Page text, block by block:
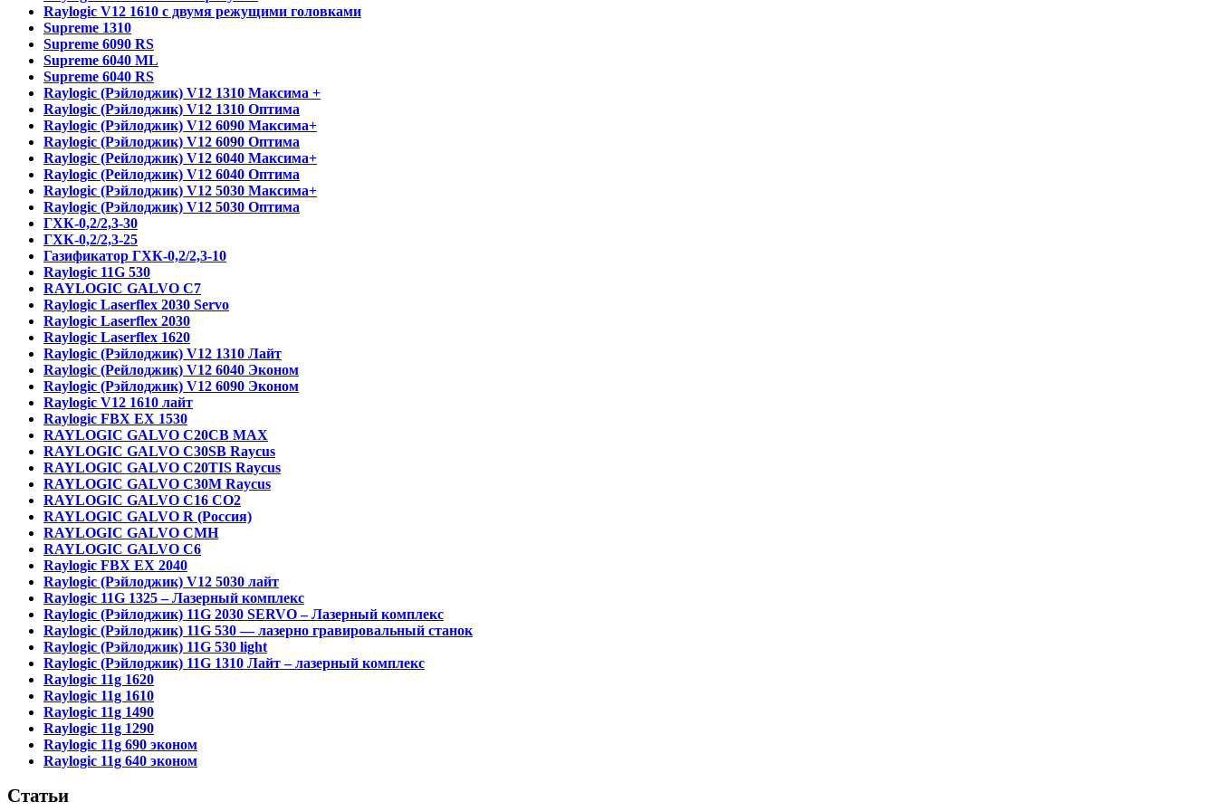
Raylogic V12 1610 с двумя режущими головками
Supreme 1310
Supreme 6090 RS
Supreme 6040 ML
Supreme 6040 RS
Raylogic (Рэйлоджик) V12 1310 Максима +
Raylogic (Рэйлоджик) V12 1310 Оптима
Raylogic (Рэйлоджик) V12 6090 Максима+
Raylogic (Рэйлоджик) V12 6090 Оптима
Raylogic (Рейлоджик) V12 6040 Максима+
Raylogic (Рейлоджик) V12 6040 Оптима
Raylogic (Рэйлоджик) V12 5030 Максима+
Raylogic (Рэйлоджик) V12 5030 Оптима
ГХК-0,2/2,3-30
ГХК-0,2/2,3-25
Газификатор ГХК-0,2/2,3-10
Raylogic 11G 530
RAYLOGIC GALVO С7
Raylogic Laserflex 2030 Servo
Raylogic Laserflex 2030
Raylogic Laserflex 1620
Raylogic (Рэйлоджик) V12 1310 Лайт
Raylogic (Рейлоджик) V12 6040 Эконом
Raylogic (Рэйлоджик) V12 6090 Эконом
Raylogic V12 1610 лайт
Raylogic FBX EX 1530
RAYLOGIC GALVO С20CB MAX
RAYLOGIC GALVO С30SB Raycus
RAYLOGIC GALVO C20TIS Raycus
RAYLOGIC GALVO С30M Raycus
RAYLOGIC GALVO С16 CO2
RAYLOGIC GALVO R (Россия)
RAYLOGIC GALVO CMH
RAYLOGIC GALVO С6
Raylogic FBX EX 2040
Raylogic (Рэйлоджик) V12 5030 лайт
Raylogic 11G 1325 – Лазерный комплекс
Raylogic (Рэйлоджик) 11G 2030 SERVO – Лазерный комплекс
Raylogic (Рэйлоджик) 11G 530 — лазерно гравировальный станок
Raylogic (Рэйлоджик) 11G 530 light
Raylogic (Рэйлоджик) 11G 1310 Лайт – лазерный комплекс
Raylogic 11g 1620
Raylogic 11g 1610
Raylogic 11g 1490
Raylogic 11g 1290
Raylogic 11g 690 эконом
Raylogic 11g 640 эконом
Статьи